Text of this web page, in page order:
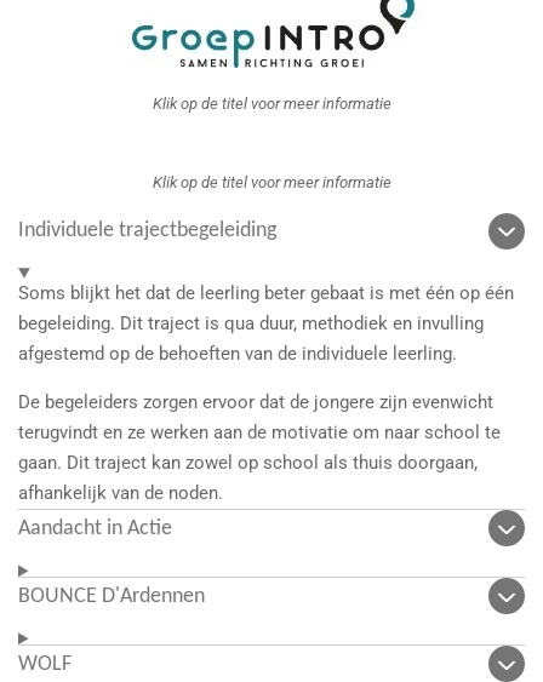
Klik op de titel voor meer informatie
Klik op de titel voor meer informatie
Individuele trajectbegeleiding
Soms blijkt het dat de leerling beter gebaat is met één op één
begeleiding. Dit traject is qua duur, methodiek en invulling
afgestemd op de behoeften van de individuele leerling.
De begeleiders zorgen ervoor dat de jongere zijn evenwicht
terugvindt en ze werken aan de motivatie om naar school te
gaan. Dit traject kan zowel op school als thuis doorgaan,
afhankelijk van de noden.
Aandacht in Actie
BOUNCE D'Ardennen
WOLF